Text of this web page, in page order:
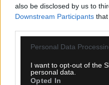
also be disclosed by us to
Downstream Participants
Please note that this
not limited to your visit or
grant or deny consent to
Personal Data
I want to opt-out of the
personal data.
Opted In
Πεσότο, ολοκληρώνοντας
στην πρωτεύουσα. Μετά
επισκέφθηκε τα…